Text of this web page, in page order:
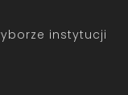
instytucji